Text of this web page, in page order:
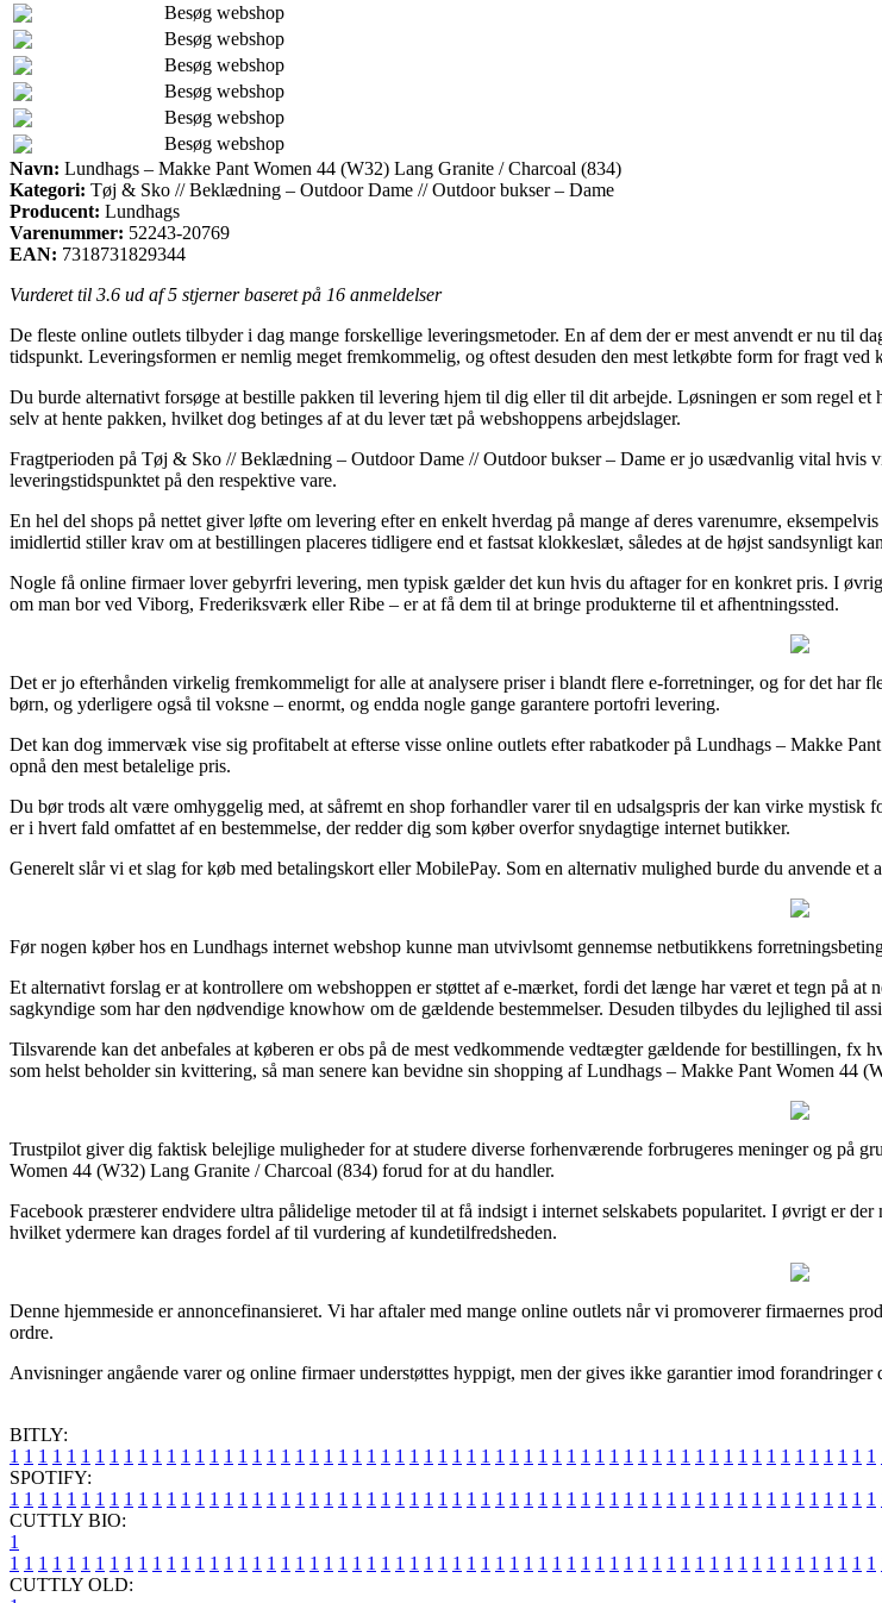
Besøg webshop
Besøg webshop
Besøg webshop
Besøg webshop
Besøg webshop
Besøg webshop
Navn: Lundhags – Makke Pant Women 44 (W32) Lang Granite / Charcoal (834)
Kategori: Tøj & Sko // Beklædning – Outdoor Dame // Outdoor bukser – Dame
Producent: Lundhags
Varenummer: 52243-20769
EAN: 7318731829344
Vurderet til 3.6 ud af 5 stjerner baseret på 16 anmeldelser
De fleste online outlets tilbyder i dag mange forskellige leveringsmetoder. En af dem der er mest anvendt er nu til
tidspunkt. Leveringsformen er nemlig meget fremkommelig, og oftest desuden den mest letkøbte form for fragt
Du burde alternativt forsøge at bestille pakken til levering hjem til dig eller til dit arbejde. Løsningen er som regel
selv at hente pakken, hvilket dog betinges af at du lever tæt på webshoppens arbejdslager.
Fragtperioden på Tøj & Sko // Beklædning – Outdoor Dame // Outdoor bukser – Dame er jo usædvanlig vital hvis
leveringstidspunktet på den respektive vare.
En hel del shops på nettet giver løfte om levering efter en enkelt hverdag på mange af deres varenumre,
imidlertid stiller krav om at bestillingen placeres tidligere end et fastsat klokkeslæt, således at de højst sandsynligt
Nogle få online firmaer lover gebyrfri levering, men typisk gælder det kun hvis du aftager for en konkret pris. I
om man bor ved Viborg, Frederiksværk eller Ribe – er at få dem til at bringe produkterne til et afhentningssted.
Det er jo efterhånden virkelig fremkommeligt for alle at analysere priser i blandt flere e-forretninger, og for det har
børn, og yderligere også til voksne – enormt, og endda nogle gange garantere portofri levering.
Det kan dog immervæk vise sig profitabelt at efterse visse online outlets efter rabatkoder på Lundhags – Makke
opnå den mest betalelige pris.
Du bør trods alt være omhyggelig med, at såfremt en shop forhandler varer til en udsalgspris der kan virke
er i hvert fald omfattet af en bestemmelse, der redder dig som køber overfor snydagtige internet butikker.
Generelt slår vi et slag for køb med betalingskort eller MobilePay. Som en alternativ mulighed burde du anvende
Før nogen køber hos en Lundhags internet webshop kunne man utvivlsomt gennemse netbutikkens
Et alternativt forslag er at kontrollere om webshoppen er støttet af e-mærket, fordi det længe har været et tegn på at
sagkyndige som har den nødvendige knowhow om de gældende bestemmelser. Desuden tilbydes du lejlighed til
Tilsvarende kan det anbefales at køberen er obs på de mest vedkommende vedtægter gældende for bestillingen,
som helst beholder sin kvittering, så man senere kan bevidne sin shopping af Lundhags – Makke Pant Women 44
Trustpilot giver dig faktisk belejlige muligheder for at studere diverse forhenværende forbrugeres meninger og på
Women 44 (W32) Lang Granite / Charcoal (834) forud for at du handler.
Facebook præsterer endvidere ultra pålidelige metoder til at få indsigt i internet selskabets popularitet. I øvrigt er
hvilket ydermere kan drages fordel af til vurdering af kundetilfredsheden.
Denne hjemmeside er annoncefinansieret. Vi har aftaler med mange online outlets når vi promoverer firmaernes
ordre.
Anvisninger angående varer og online firmaer understøttes hyppigt, men der gives ikke garantier imod
BITLY:
1 1 1 1 1 1 1 1 1 1 1 1 1 1 1 1 1 1 1 1 1 1 1 1 1 1 1 1 1 1 1 1 1 1 1 1 1 1 1 1 1 1 1 1 1 1 1 1 1 1 1 1 1 1 1 1 1 1 1 1 1
SPOTIFY:
1 1 1 1 1 1 1 1 1 1 1 1 1 1 1 1 1 1 1 1 1 1 1 1 1 1 1 1 1 1 1 1 1 1 1 1 1 1 1 1 1 1 1 1 1 1 1 1 1 1 1 1 1 1 1 1 1 1 1 1 1
CUTTLY BIO:
1
1 1 1 1 1 1 1 1 1 1 1 1 1 1 1 1 1 1 1 1 1 1 1 1 1 1 1 1 1 1 1 1 1 1 1 1 1 1 1 1 1 1 1 1 1 1 1 1 1 1 1 1 1 1 1 1 1 1 1 1 1
CUTTLY OLD: